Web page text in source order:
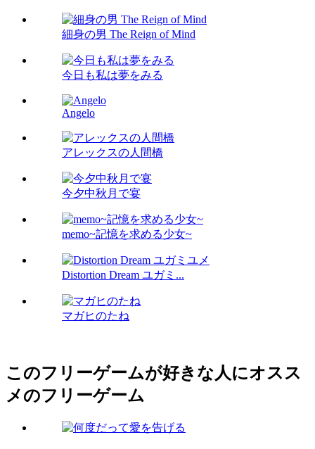
細身の男 The Reign of Mind
今日も私は夢をみる
Angelo
アレックスの人間橋
今夕中秋月で宴
memo~記憶を求める少女~
Distortion Dream ユガミ...
マガヒのたね
このフリーゲームが好きな人にオスス
メのフリーゲーム